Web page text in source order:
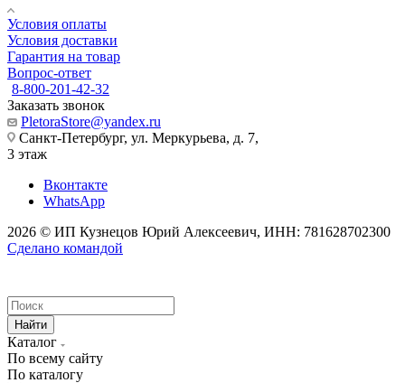
Условия оплаты
Условия доставки
Гарантия на товар
Вопрос-ответ
8-800-201-42-32
Заказать звонок
PletoraStore@yandex.ru
Санкт-Петербург, ул. Меркурьева, д. 7,
3 этаж
Вконтакте
WhatsApp
2026 © ИП Кузнецов Юрий Алексеевич, ИНН: 781628702300
Сделано командой
Найти
Каталог
По всему сайту
По каталогу